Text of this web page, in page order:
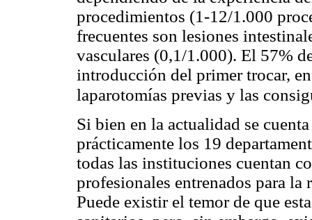
procedimientos (1-12/1.000
frecuentes son lesiones
vasculares (0,1/1.000). El 57%
introducción del primer trocar,
laparotomías previas y las
Si bien en la actualidad se
prácticamente los 19
todas las instituciones cuentan
profesionales entrenados para
Puede existir el temor de que